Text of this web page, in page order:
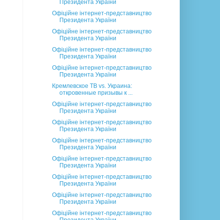
Президента України
Офіційне інтернет-представництво
Президента України
Офіційне інтернет-представництво
Президента України
Офіційне інтернет-представництво
Президента України
Офіційне інтернет-представництво
Президента України
Кремлевское ТВ vs. Украина:
откровенные призывы к ...
Офіційне інтернет-представництво
Президента України
Офіційне інтернет-представництво
Президента України
Офіційне інтернет-представництво
Президента України
Офіційне інтернет-представництво
Президента України
Офіційне інтернет-представництво
Президента України
Офіційне інтернет-представництво
Президента України
Офіційне інтернет-представництво